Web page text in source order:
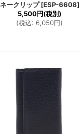
ネークリップ [ESP-6608]
5,500円(税別)
(税込: 6,050円)